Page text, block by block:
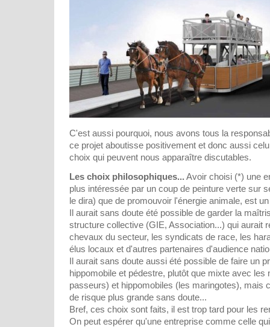
C'est aussi pourquoi, nous avons tous la
ce projet aboutisse positivement et donc aussi
choix qui peuvent nous apparaître discutables.
Les choix philosophiques... Avoir choisi (*) une
plus intéressée par un coup de peinture verte sur
le dira) que de promouvoir l'énergie animale, est
Il aurait sans doute été possible de garder la
structure collective (GIE, Association...) qui aurait
chevaux du secteur, les syndicats de race, les
élus locaux et d'autres partenaires d'audience
Il aurait sans doute aussi été possible de faire un
hippomobile et pédestre, plutôt que mixte avec les
passeurs) et hippomobiles (les maringotes), mais
de risque plus grande sans doute...
Bref, ces choix sont faits, il est trop tard pour les
On peut espérer qu'une entreprise comme celle